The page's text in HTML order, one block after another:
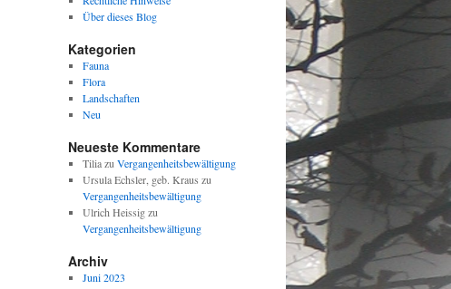
Über dieses Blog
Kategorien
Fauna
Flora
Landschaften
Neu
Neueste Kommentare
Tiliazu Vergangenheitsbewältigung
Ursula Echsler, geb. Kraus zu
Vergangenheitsbewältigung
Ulrich Heissigzu
Vergangenheitsbewältigung
Archiv
Juni 2023